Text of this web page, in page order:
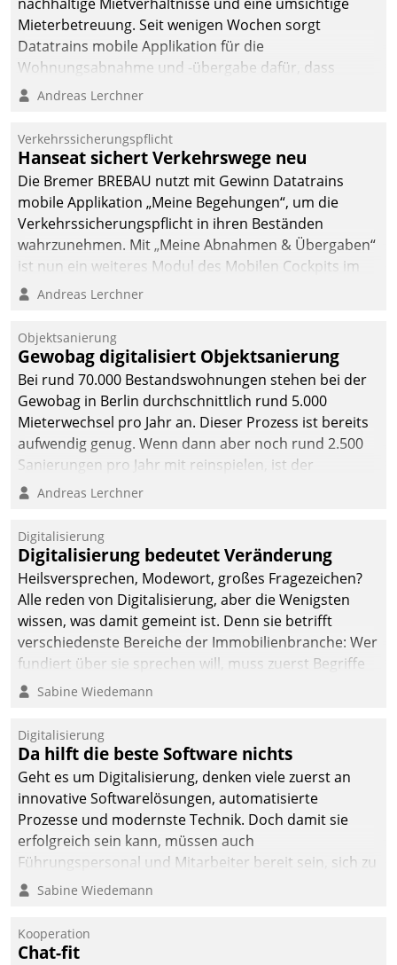
Mieterbetreuung. Seit wenigen Wochen sorgt
Datatrains mobile Applikation für die
Wohnungsabnahme und -übergabe dafür, dass
Mieter wohlgeordnet kommen und, so es sein muss,
Andreas Lerchner
Verkehrssicherungspflicht
Hanseat sichert Verkehrswege neu
Die Bremer BREBAU nutzt mit Gewinn Datatrains
mobile Applikation „Meine Begehungen“, um die
Verkehrssicherungspflicht in ihren Beständen
wahrzunehmen. Mit „Meine Abnahmen & Übergaben“
ist nun ein weiteres Modul des Mobilen Cockpits im
Einsatz.
Andreas Lerchner
Objektsanierung
Gewobag digitalisiert Objektsanierung
Bei rund 70.000 Bestandswohnungen stehen bei der
Gewobag in Berlin durchschnittlich rund 5.000
Mieterwechsel pro Jahr an. Dieser Prozess ist bereits
aufwendig genug. Wenn dann aber noch rund 2.500
Sanierungen pro Jahr mit reinspielen, ist der
Betreuungs- und Organisationsaufwand immens. Im
kommunale Wohnungsbauunternehmen daher
gemeinsam mit der Berliner Datatrain GmbH den
Teilprozess der Objektsanierung digitalisiert.
Andreas Lerchner
Digitalisierung
Digitalisierung bedeutet Veränderung
Heilsversprechen, Modewort, großes Fragezeichen?
Alle reden von Digitalisierung, aber die Wenigsten
wissen, was damit gemeint ist. Denn sie betrifft
verschiedenste Bereiche der Immobilienbranche: Wer
fundiert über sie sprechen will, muss zuerst Begriffe
klären. Ein Aspekt ist die betriebliche Optimierung:
Einsparungen durch optimierte und automatisierte
Prozesse. Doch man darf nicht zu viel erwarten: Allein
mit der Einführung einer neuen Software ist es nicht
getan. Die Digitalisierung erfordert von Unternehmen
die Bereitschaft, sich zu überprüfen, zu hinterfragen
und zu verändern.
Sabine Wiedemann
Digitalisierung
Da hilft die beste Software nichts
Geht es um Digitalisierung, denken viele zuerst an
innovative Softwarelösungen, automatisierte
Prozesse und modernste Technik. Doch damit sie
erfolgreich sein kann, müssen auch
Führungspersonal und Mitarbeiter bereit sein, sich zu
verändern und anzupassen, sonst werden sie an ihr
Sabine Wiedemann
Kooperation
Chat-fit